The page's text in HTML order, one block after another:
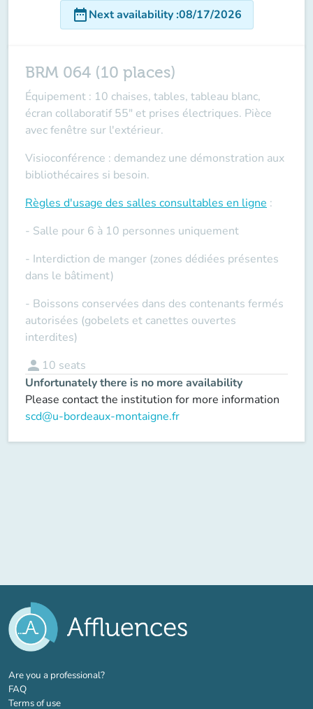
date_rangeNext availability:08/17/2026
BRM 064 (10 places)
Équipement : 10 chaises, tables, tableau blanc,
écran collaboratif 55" et prises électriques. Pièce
avec fenêtre sur l'extérieur.
Visioconférence : demandez une démonstration aux
bibliothécaires si besoin.
Règles d'usage des salles consultables en ligne :
- Salle pour 6 à 10 personnes uniquement
- Interdiction de manger (zones dédiées présentes
dans le bâtiment)
- Boissons conservées dans des contenants fermés
autorisées (gobelets et canettes ouvertes
interdites)
person 10 seats
Unfortunately there is no more availability
Please contact the institution for more information
scd@u-bordeaux-montaigne.fr
Are you a professional?(new tab)
FAQ
Terms of use